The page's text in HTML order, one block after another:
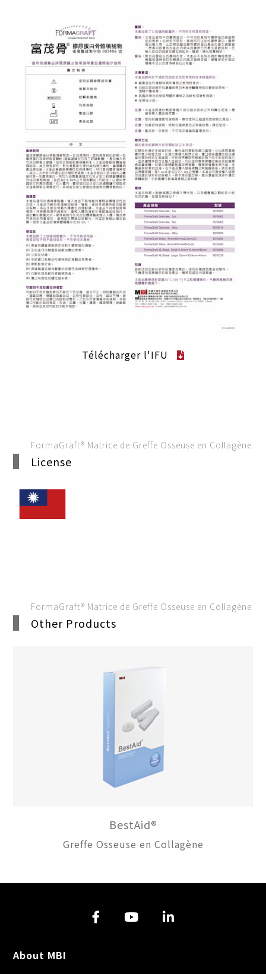
Télécharger l'IFU
FormaGraft® Matrice de Greffe Osseuse en Collagène
License
FormaGraft® Matrice de Greffe Osseuse en Collagène
Other Products
BestAid®
Greffe Osseuse en Collagène
About MBI